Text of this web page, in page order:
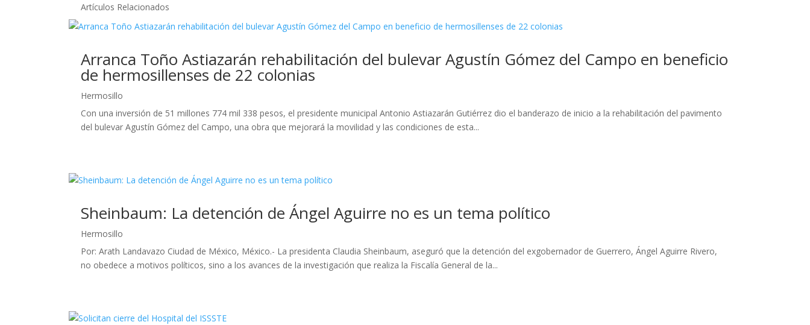
Artículos Relacionados
Arranca Toño Astiazarán rehabilitación del bulevar Agustín Gómez del Campo en beneficio
de hermosillenses de 22 colonias
Hermosillo
Con una inversión de 51 millones 774 mil 338 pesos, el presidente municipal Antonio Astiazarán Gutiérrez dio el banderazo de inicio a la rehabilitación del pavimento
del bulevar Agustín Gómez del Campo, una obra que mejorará la movilidad y las condiciones de esta...
Sheinbaum: La detención de Ángel Aguirre no es un tema político
Hermosillo
Por: Arath Landavazo Ciudad de México, México.- La presidenta Claudia Sheinbaum, aseguró que la detención del exgobernador de Guerrero, Ángel Aguirre Rivero,
no obedece a motivos políticos, sino a los avances de la investigación que realiza la Fiscalía General de la...